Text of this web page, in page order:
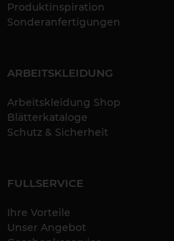
Produktinspiration
Sonderanfertigungen
ARBEITSKLEIDUNG
Arbeitskleidung Shop
Blätterkataloge
Schutz & Sicherheit
FULLSERVICE
Ihre Vorteile
Unser Angebot